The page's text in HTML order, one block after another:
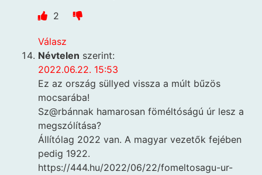
2
Válasz
Névtelen szerint:
2022.06.22. 15:53
Ez az ország süllyed vissza a múlt bűzös
mocsarába!
Sz@rbánnak hamarosan föméltóságú úr lesz a
megszólítása?
Állítólag 2022 van. A magyar vezetők fejében
pedig 1922.
https://444.hu/2022/06/22/fomeltosagu-ur-